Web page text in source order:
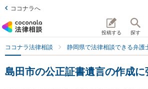
ココナラへ
投稿する 探す
ココナラ法律相談 静岡県で法律相談できる弁護
島田市の公正証書遺言の作成に